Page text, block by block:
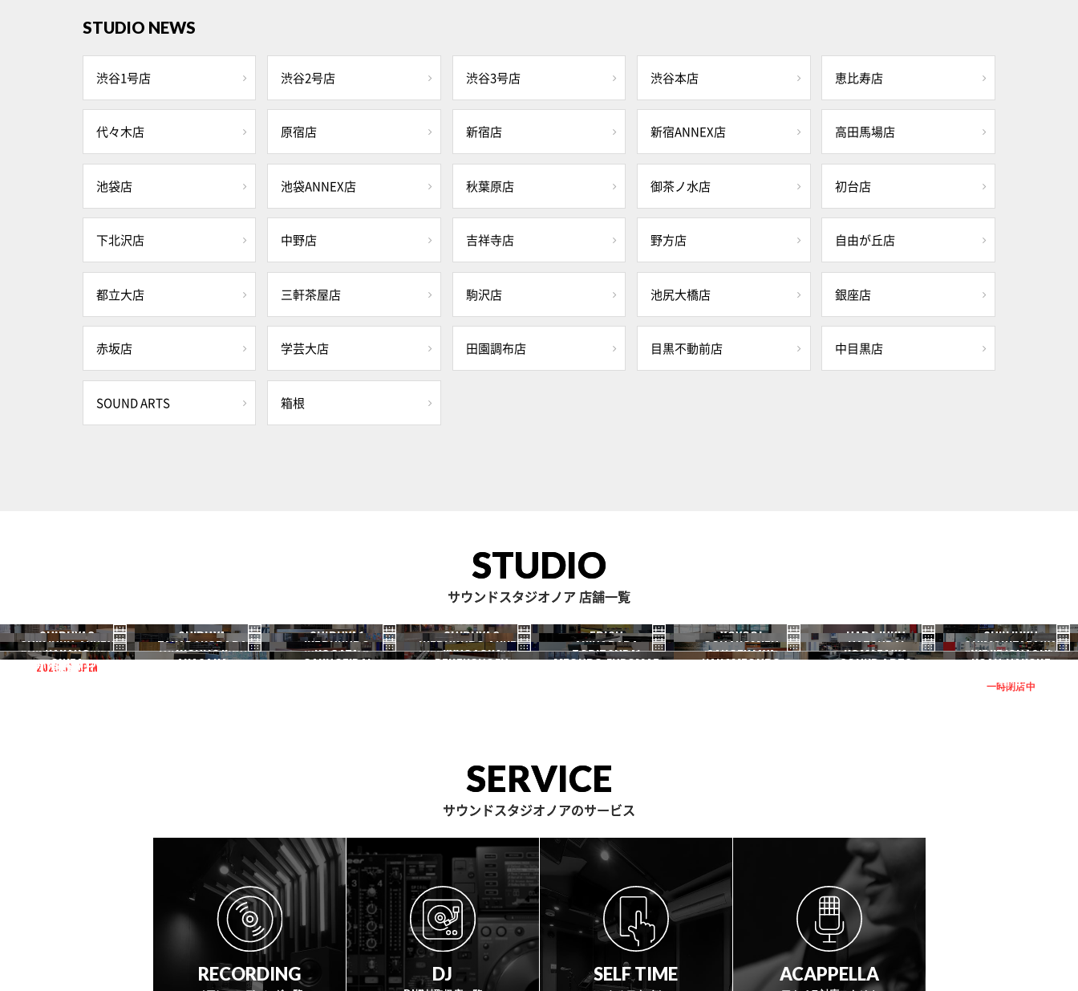
STUDIO NEWS
渋谷1号店 渋谷2号店 渋谷3号店 渋谷本店 恵比寿店
代々木店 原宿店 新宿店 新宿ANNEX店 高田馬場店
池袋店 池袋ANNEX店 秋葉原店 御茶ノ水店 初台店
下北沢店 中野店 吉祥寺店 野方店 自由が丘店
都立大店 三軒茶屋店 駒沢店 池尻大橋店 銀座店
赤坂店 学芸大店 田園調布店 目黒不動前店 中目黒店
SOUND ARTS 箱根
STUDIO
サウンドスタジオノア 店舗一覧
SHIBUYA3
渋谷3号
2026.07 OPEN
SHIBUYA
渋谷本店
SHIBUYA1
渋谷1号
SHIBUYA2
渋谷2号
EBISU
恵比寿
YOYOGI
代々木
HARAJUKU
原宿
SHINJUKU
新宿
SHINJUKU ANNEX
新宿ANNEX
TAKADANOBABA
高田馬場
IKEBUKURO
池袋
IKEBUKURO ANNEX
池袋ANNEX
AKIHABARA
秋葉原
OCHANOMIZU
御茶ノ水
HATSUDAI
初台
SHIMOKITAZAWA
下北沢
NAKANO
中野
KICHIJOJI NOGATA JIYUGAOKA TORITSUDAI SANGENJAYA KOMAZAWA IKEJIRIOHASHI
一時閉店中
GINZA AKASAKA GAKUGEIDAI DENENCHOFU MEGURO FUDOMAE NAKAMEGURO SOUND ARTS NOAH HAKONE
箱根
SERVICE
サウンドスタジオノアのサービス
RECORDING DJ SELF TIME ACAPPELLA